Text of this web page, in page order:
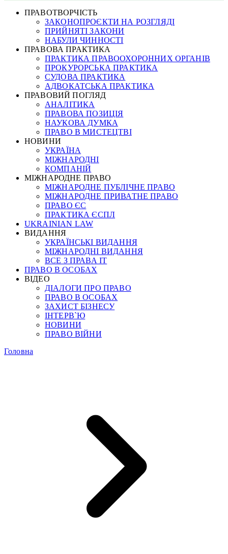
ПРАВОТВОРЧІСТЬ
ЗАКОНОПРОЄКТИ НА РОЗГЛЯДІ
ПРИЙНЯТІ ЗАКОНИ
НАБУЛИ ЧИННОСТІ
ПРАВОВА ПРАКТИКА
ПРАКТИКА ПРАВООХОРОННИХ ОРГАНІВ
ПРОКУРОРСЬКА ПРАКТИКА
СУДОВА ПРАКТИКА
АДВОКАТСЬКА ПРАКТИКА
ПРАВОВИЙ ПОГЛЯД
АНАЛІТИКА
ПРАВОВА ПОЗИЦІЯ
НАУКОВА ДУМКА
ПРАВО В МИСТЕЦТВІ
НОВИНИ
УКРАЇНА
МІЖНАРОДНІ
КОМПАНІЙ
МІЖНАРОДНЕ ПРАВО
МІЖНАРОДНЕ ПУБЛІЧНЕ ПРАВО
МІЖНАРОДНЕ ПРИВАТНЕ ПРАВО
ПРАВО ЄС
ПРАКТИКА ЄСПЛ
UKRAINIAN LAW
ВИДАННЯ
УКРАЇНСЬКІ ВИДАННЯ
МІЖНАРОДНІ ВИДАННЯ
ВСЕ З ПРАВА ІТ
ПРАВО В ОСОБАХ
ВІДЕО
ДІАЛОГИ ПРО ПРАВО
ПРАВО В ОСОБАХ
ЗАХИСТ БІЗНЕСУ
ІНТЕРВ`Ю
НОВИНИ
ПРАВО ВІЙНИ
Головна